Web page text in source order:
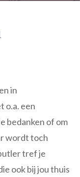
in
o.a. een
bedanken of om
wordt toch
tref je
ook bij jou thuis